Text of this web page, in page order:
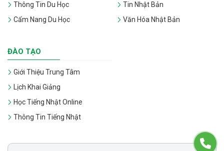
Thông Tin Du Học
Cẩm Nang Du Học
Tin Nhật Bản
Văn Hóa Nhật Bản
ĐÀO TẠO
Giới Thiệu Trung Tâm
Lịch Khai Giảng
Học Tiếng Nhật Online
Thông Tin Tiếng Nhật